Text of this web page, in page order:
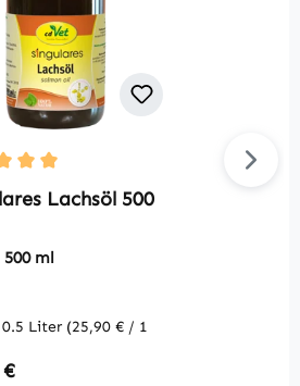
Bewertung von 5 von 5
Lachsöl 500
500 ml
0.5 Liter (25,90 € / 1
Preis:
€